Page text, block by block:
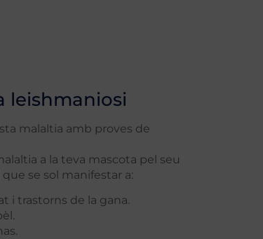
leishmaniosi
malaltia amb proves de
a la teva mascota pel seu
se sol manifestar a:
i trastorns de la gana.